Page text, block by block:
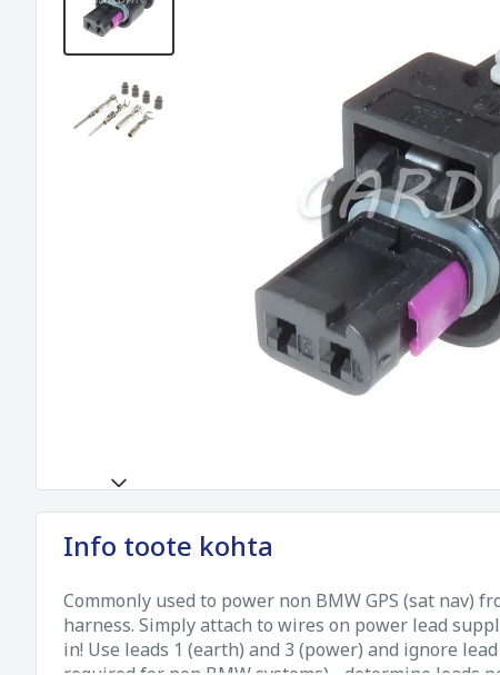
Info toote kohta
Commonly used to power non BMW GPS (sat nav)
harness. Simply attach to wires on power lead
in! Use leads 1 (earth) and 3 (power) and ignore